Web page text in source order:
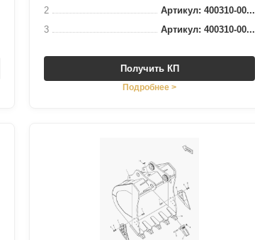
2
Артикул: 400310-00...
3
Артикул: 400310-00...
Получить КП
Подробнее >